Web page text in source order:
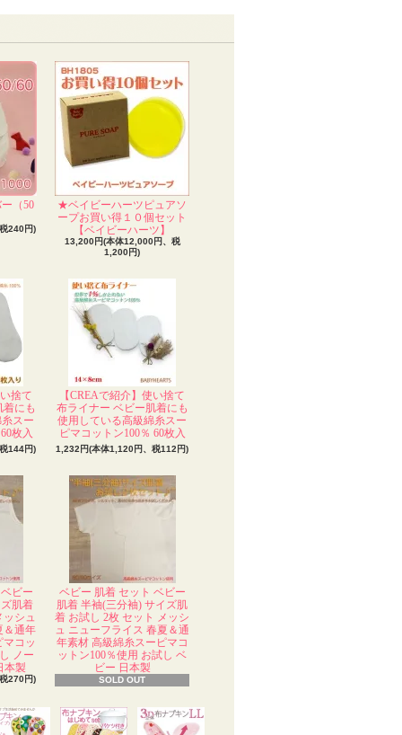
（50
240円)
★ベイビーハーツピュアソ
ープお買い得１０個セット
【ベイビーハーツ】
13,200円(本体12,000円、税
1,200円)
捨て
にも
スー
枚入
144円)
【CREAで紹介】使い捨て
布ライナー ベビー肌着にも
使用している高級綿糸スー
ピマコットン100％ 60枚入
1,232円(本体1,120円、税112円)
ビー
肌着
ッシュ
＆通年
コッ
ノー
本製
270円)
ベビー 肌着 セット ベビー
肌着 半袖(三分袖) サイズ肌
着 お試し 2枚 セット メッシ
ュ ニューフライス 春夏＆通
年素材 高級綿糸スーピマコ
ットン100％使用 お試し ベ
ビー 日本製
SOLD OUT